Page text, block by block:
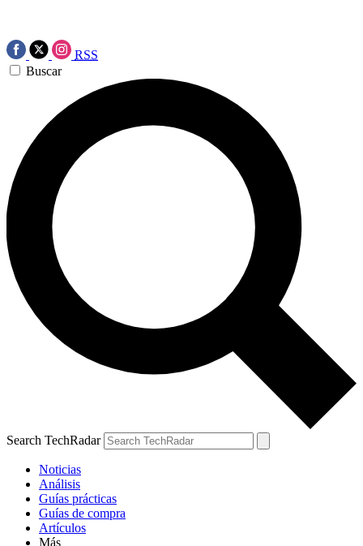
RSS
Buscar
Search TechRadar
Noticias
Análisis
Guías prácticas
Guías de compra
Artículos
Más